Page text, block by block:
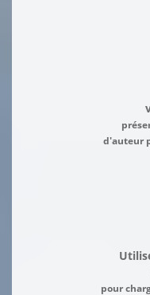
d'auteur
pour